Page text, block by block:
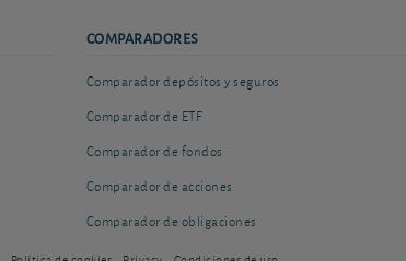
COMPARADORES
Comparador depósitos y seguros
Comparador de ETF
Comparador de fondos
Comparador de acciones
Comparador de obligaciones